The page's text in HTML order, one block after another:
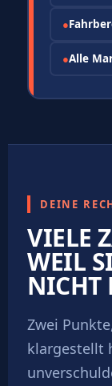
●
●Alle
DEINE
VIELE
WEIL
NICHT
Zwei
klargestellt